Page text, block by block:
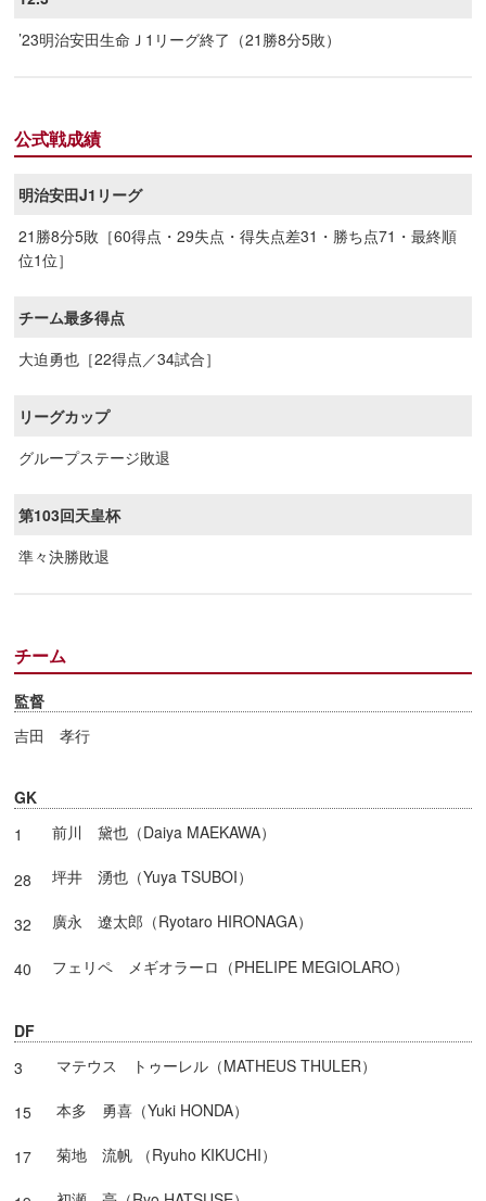
’23明治安田生命Ｊ1リーグ終了（21勝8分5敗）
公式戦成績
明治安田J1リーグ
21勝8分5敗［60得点・29失点・得失点差31・勝ち点71・最終順
位1位］
チーム最多得点
大迫勇也［22得点／34試合］
リーグカップ
グループステージ敗退
第103回天皇杯
準々決勝敗退
チーム
監督
吉田 孝行
GK
1
前川 黛也（Daiya MAEKAWA）
28 坪井 湧也（Yuya TSUBOI）
32 廣永 遼太郎（Ryotaro HIRONAGA）
40 フェリペ メギオラーロ（PHELIPE MEGIOLARO）
DF
3
マテウス トゥーレル（MATHEUS THULER）
15 本多 勇喜（Yuki HONDA）
17 菊地 流帆 （Ryuho KIKUCHI）